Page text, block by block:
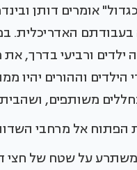
אומרים דותן
האדריכלית.
ורביעי בדרך, את
הילדים וההורים
בחללים משותפים,
הפתוח אל מרחבי
על שטח של חצי